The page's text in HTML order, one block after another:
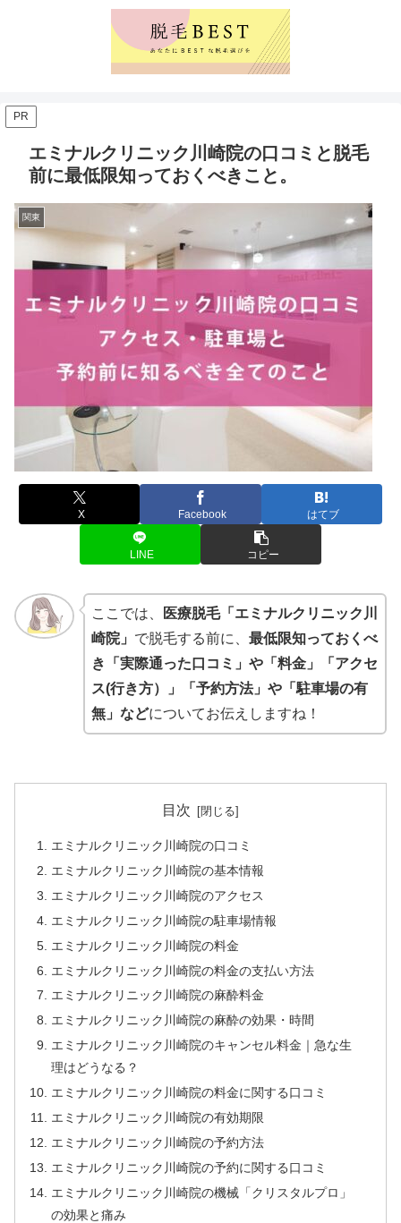
PR
エミナルクリニック川崎院の口コミと脱毛
前に最低限知っておくべきこと。
関東
X Facebook はてブ
LINE コピー
ここでは、
医療脱毛「エミナルクリニック川
崎院」 で脱毛する前に、 最低限知っておくべ
き「実際通った口コミ」や「料金」「アクセ
ス(行き方）」「予約方法」や「駐車場の有
無」などについてお伝えしますね！
目次
エミナルクリニック川崎院の口コミ
エミナルクリニック川崎院の基本情報
エミナルクリニック川崎院のアクセス
エミナルクリニック川崎院の駐車場情報
エミナルクリニック川崎院の料金
エミナルクリニック川崎院の料金の支払い方法
エミナルクリニック川崎院の麻酔料金
エミナルクリニック川崎院の麻酔の効果・時間
エミナルクリニック川崎院のキャンセル料金｜急な生
理はどうなる？
エミナルクリニック川崎院の料金に関する口コミ
エミナルクリニック川崎院の有効期限
エミナルクリニック川崎院の予約方法
エミナルクリニック川崎院の予約に関する口コミ
エミナルクリニック川崎院の機械「クリスタルプロ」
の効果と痛み